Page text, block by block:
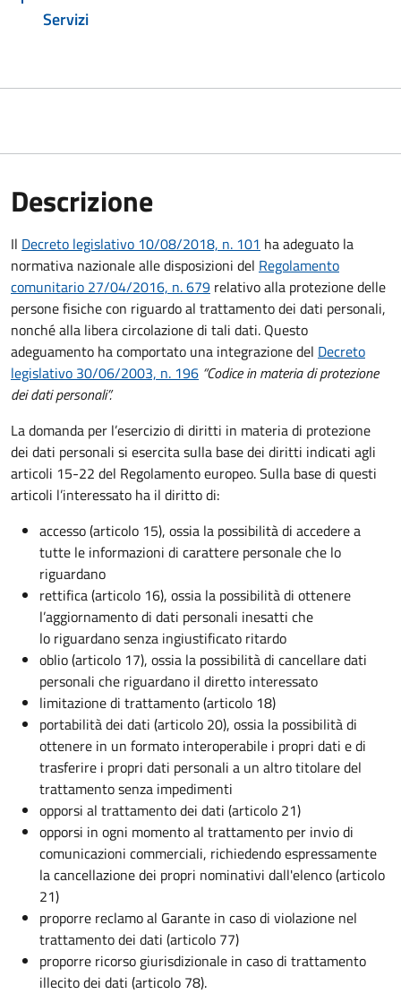
Servizi
Descrizione
Il Decreto legislativo 10/08/2018, n. 101 ha adeguato la
normativa nazionale alle disposizioni del Regolamento
comunitario 27/04/2016, n. 679 relativo alla protezione delle
persone fisiche con riguardo al trattamento dei dati personali,
nonché alla libera circolazione di tali dati. Questo
adeguamento ha comportato una integrazione del Decreto
legislativo 30/06/2003, n. 196 “Codice in materia di protezione
dei dati personali”.
La domanda per l’esercizio di diritti in materia di protezione
dei dati personali si esercita sulla base dei diritti indicati agli
articoli 15-22 del Regolamento europeo. Sulla base di questi
articoli l’interessato ha il diritto di:
accesso (articolo 15), ossia la possibilità di accedere a
tutte le informazioni di carattere personale che lo
riguardano
rettifica (articolo 16), ossia la possibilità di ottenere
l’aggiornamento di dati personali inesatti che
lo riguardano senza ingiustificato ritardo
oblio (articolo 17), ossia la possibilità di cancellare dati
personali che riguardano il diretto interessato
limitazione di trattamento (articolo 18)
portabilità dei dati (articolo 20), ossia la possibilità di
ottenere in un formato interoperabile i propri dati e di
trasferire i propri dati personali a un altro titolare del
trattamento senza impedimenti
opporsi al trattamento dei dati (articolo 21)
opporsi in ogni momento al trattamento per invio di
comunicazioni commerciali, richiedendo espressamente
la cancellazione dei propri nominativi dall'elenco (articolo
21)
proporre reclamo al Garante in caso di violazione nel
trattamento dei dati (articolo 77)
proporre ricorso giurisdizionale in caso di trattamento
illecito dei dati (articolo 78).